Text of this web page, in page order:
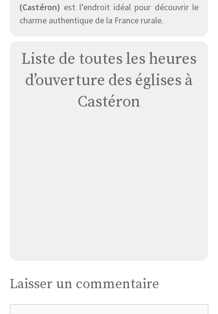
(Castéron) est l’endroit idéal pour découvrir le
charme authentique de la France rurale.
Liste de toutes les heures
d’ouverture des églises à
Castéron
Laisser un commentaire